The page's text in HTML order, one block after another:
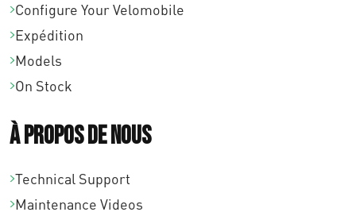
Configure Your Velomobile
Expédition
Models
On Stock
À propos de nous
Technical Support
Maintenance Videos